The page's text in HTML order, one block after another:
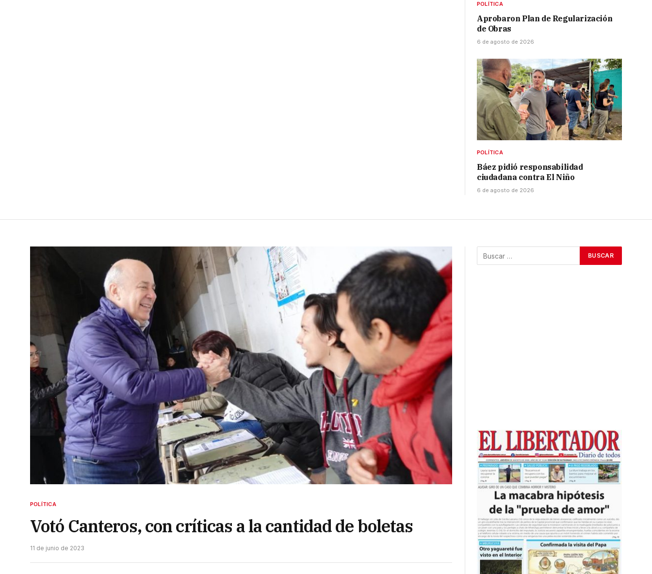
POLÍTICA
Aprobaron Plan de Regularización
de Obras
6 de agosto de 2026
POLÍTICA
Báez pidió responsabilidad
ciudadana contra El Niño
6 de agosto de 2026
POLÍTICA
Votó Canteros, con críticas a la cantidad de boletas
11 de junio de 2023